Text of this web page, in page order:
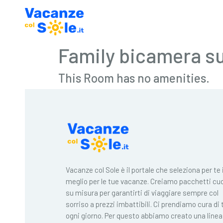
Family bicamera
This Room has no amenities.
Vacanze col Sole è il portale che seleziona per te
meglio per le tue vacanze. Creiamo pacchetti
su misura per garantirti di viaggiare sempre col
sorriso a prezzi imbattibili. Ci prendiamo cura di
ogni giorno. Per questo abbiamo creato una linea